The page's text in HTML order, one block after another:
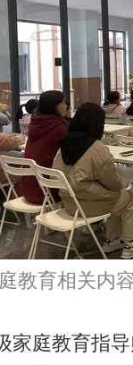
育相关内
庭教育指导